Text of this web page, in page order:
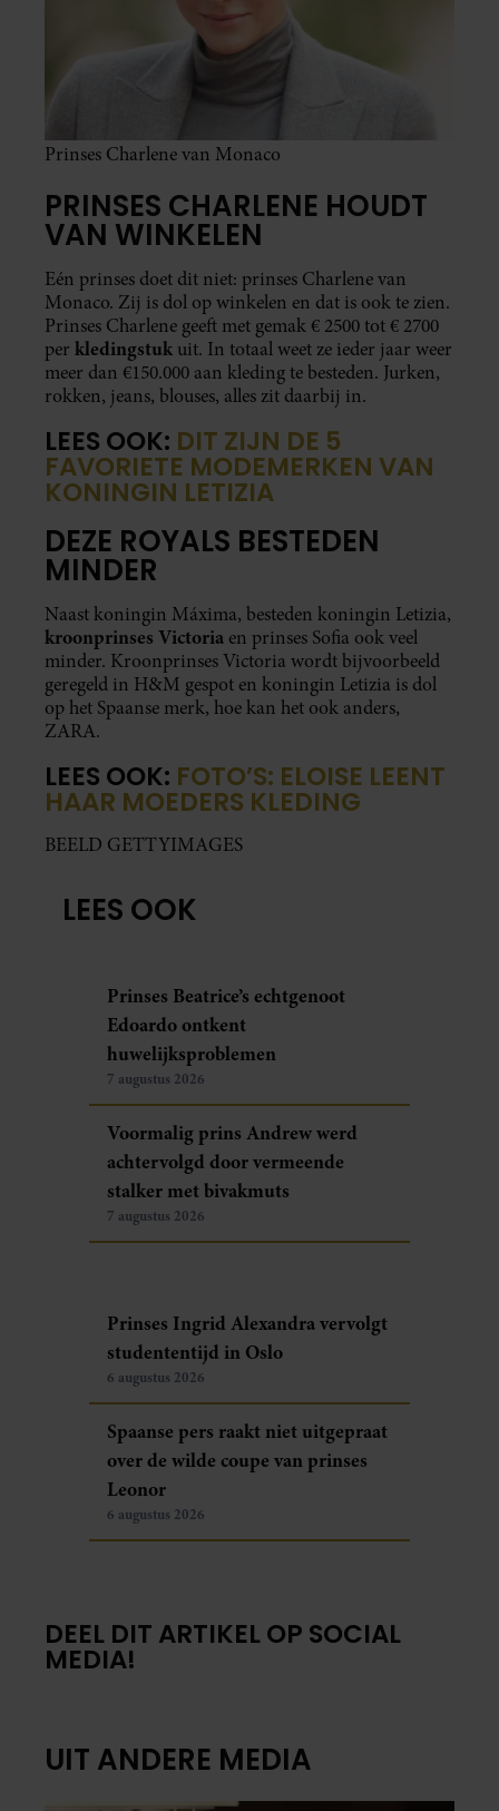
Prinses Charlene van Monaco
PRINSES CHARLENE HOUDT
VAN WINKELEN
Eén prinses doet dit niet: prinses Charlene van
Monaco. Zij is dol op winkelen en dat is ook te zien.
Prinses Charlene geeft met gemak € 2500 tot € 2700
per kledingstuk uit. In totaal weet ze ieder jaar weer
meer dan €150.000 aan kleding te besteden. Jurken,
rokken, jeans, blouses, alles zit daarbij in.
LEES OOK: DIT ZIJN DE 5
FAVORIETE MODEMERKEN VAN
KONINGIN LETIZIA
DEZE ROYALS BESTEDEN
MINDER
Naast koningin Máxima, besteden koningin Letizia,
kroonprinses Victoria en prinses Sofia ook veel
minder. Kroonprinses Victoria wordt bijvoorbeeld
geregeld in H&M gespot en koningin Letizia is dol
op het Spaanse merk, hoe kan het ook anders,
ZARA.
LEES OOK: FOTO’S: ELOISE LEENT
HAAR MOEDERS KLEDING
BEELD GETTYIMAGES
LEES OOK
Prinses Beatrice’s echtgenoot
Edoardo ontkent
huwelijksproblemen
7 augustus 2026
Voormalig prins Andrew werd
achtervolgd door vermeende
stalker met bivakmuts
7 augustus 2026
Prinses Ingrid Alexandra vervolgt
studententijd in Oslo
6 augustus 2026
Spaanse pers raakt niet uitgepraat
over de wilde coupe van prinses
Leonor
6 augustus 2026
DEEL DIT ARTIKEL OP SOCIAL
MEDIA!
UIT ANDERE MEDIA